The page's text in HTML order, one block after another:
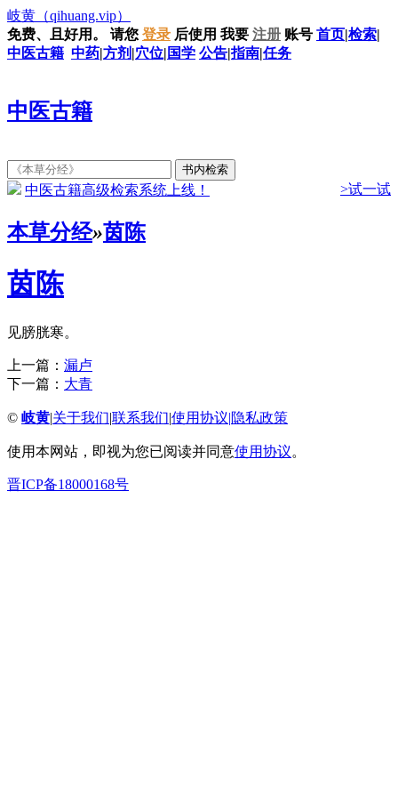
岐黄 （qihuang.vip）
免费、且好用。
请您 登录 后使用 我要 注册 账号 首页|检索|
中医古籍 中药|方剂 |穴位| 国学 公告|指南|任务
中医古籍
中医古籍高级检索系统上线！ >试一试
本草分经»茵陈
茵陈
见膀胱寒。
上一篇： 漏卢
下一篇： 大青
© 岐黄|关于我们|联系我们|使用协议|隐私政策
使用本网站，即视为您已阅读并同意使用协议。
晋ICP备18000168号